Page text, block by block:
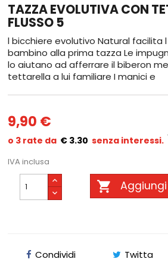
TAZZA EVOLUTIVA CON
FLUSSO 5
l bicchiere evolutivo Natural facilita
bambino alla prima tazza Le
lo aiutano ad afferrare il biberon
tettarella a lui familiare I manici e
9,90 €
€ 3.30
IVA inclusa

Condividi Twitta